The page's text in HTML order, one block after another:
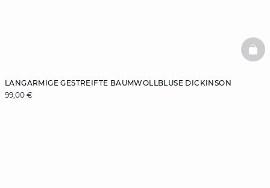
LANGARMIGE GESTREIFTE BAUMWOLLBLUSE DICKINSON
99,00 €